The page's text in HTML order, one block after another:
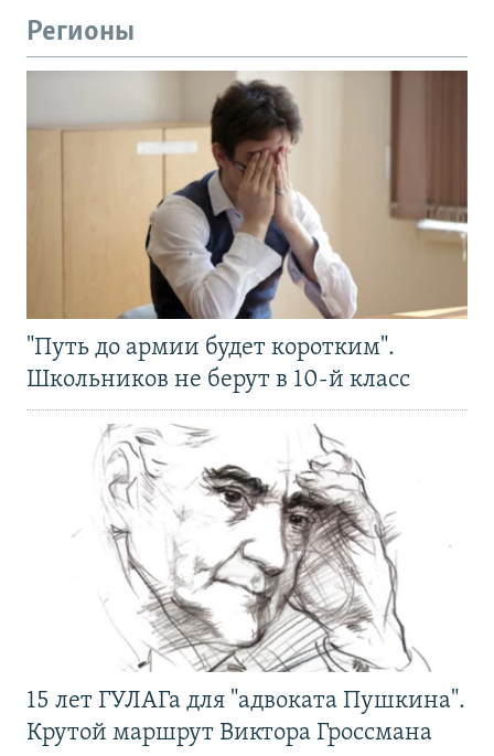
Регионы
"Путь до армии будет коротким".
Школьников не берут в 10-й класс
15 лет ГУЛАГа для "адвоката Пушкина".
Крутой маршрут Виктора Гроссмана